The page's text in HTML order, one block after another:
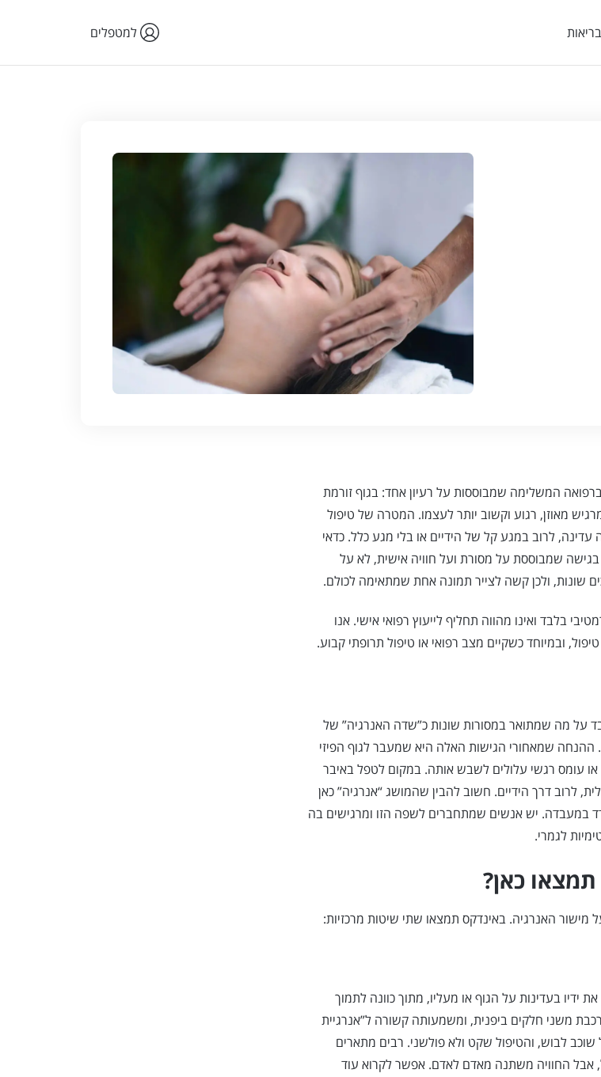
למטפלים
המשלימה שמבוססות על רעיון אחד: בגוף זורמת
מאוזן, רגוע וקשוב יותר לעצמו. המטרה של טיפול
עדינה, לרוב במגע קל של הידיים או בלי מגע כלל. כדאי
שמבוססת על מסורת ועל חוויה אישית, לא על
שונות, ולכן קשה לצייר תמונה אחת שמתאימה לכולם.
בלבד ואינו מהווה תחליף לייעוץ רפואי אישי. אנו
ובמיוחד כשקיים מצב רפואי או טיפול תרופתי קבוע.
על מה שמתואר במסורות שונות כ”שדה האנרגיה” של
ההנחה שמאחורי הגישות האלה היא שמעבר לגוף הפיזי
או עומס רגשי עלולים לשבש אותה. במקום לטפל באיבר
לרוב דרך הידיים. חשוב להבין שהמושג “אנרגיה” כאן
במעבדה. יש אנשים שמתחברים לשפה הזו ומרגישים בה
לגמרי.
תמצאו כאן?
האנרגיה. באינדקס תמצאו שתי שיטות מרכזיות:
ידיו בעדינות על הגוף או מעליו, מתוך כוונה לתמוך
משני חלקים ביפנית, ומשמעותה קשורה ל”אנרגיית
לבוש, והטיפול שקט ולא פולשני. רבים מתארים
אבל החוויה משתנה מאדם לאדם. אפשר לקרוא עוד